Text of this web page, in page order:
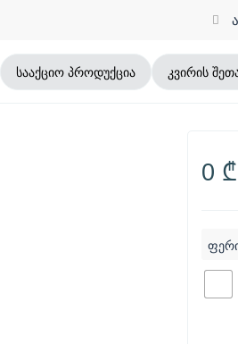
სააქციო პროდუქცია კვირის
0 ₾